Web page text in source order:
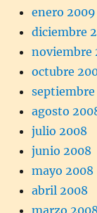
enero 2009
diciembre
noviembre
octubre
septiembre
agosto
julio 2008
junio 2008
mayo 2008
abril 2008
marzo 2008